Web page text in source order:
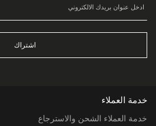
اشتراك
خدمة العملاء
خدمة العملاء الشحن والاسترجاع